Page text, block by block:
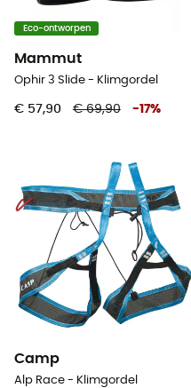
Eco-ontworpen
Mammut
Ophir 3 Slide - Klimgordel
€ 57,90 € 69,90 -17%
Camp
Alp Race - Klimgordel